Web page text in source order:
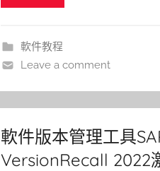
軟件教程
Leave a comment
軟件版本管理工具
VersionRecall 2022